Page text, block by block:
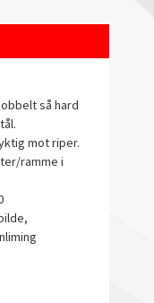
så hard
mot riper.
ramme i